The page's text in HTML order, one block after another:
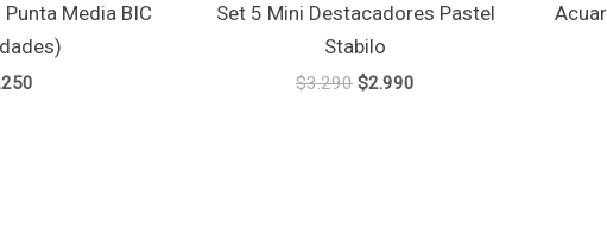
Media BIC
Set 5 Mini Destacadores Pastel
Stabilo
$3.290 $2.990